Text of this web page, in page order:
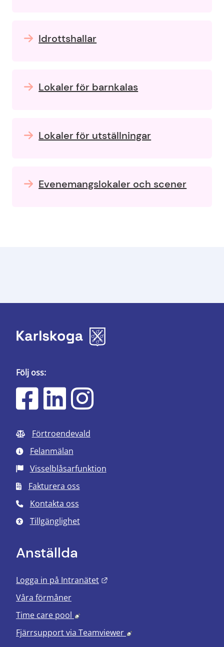
Idrottshallar
Lokaler för barnkalas
Lokaler för utställningar
Evenemangslokaler och scener
Följ oss:
Förtroendevald
Felanmälan
Visselblåsarfunktion
Fakturera oss
Kontakta oss
Tillgänglighet
Anställda
Logga in på Intranätet
Våra förmåner
Time care pool
Länk till annan webbplats, öppnas i
Fjärrsupport via Teamviewer Länk till annan